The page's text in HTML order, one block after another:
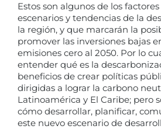
Estos son algunos de los
escenarios y tendencias de la
la región, y que marcarán la
promover las inversiones bajas
emisiones cero al 2050. Por lo
entender qué es la
beneficios de crear políticas
dirigidas a lograr la carbono
Latinoamérica y El Caribe; pero
cómo desarrollar, planificar,
este nuevo escenario de